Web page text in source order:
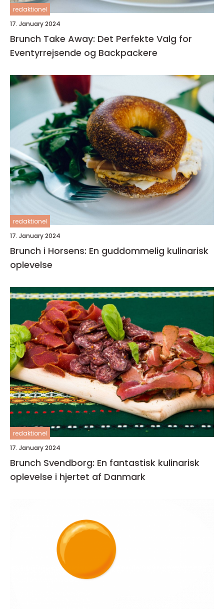
redaktionel
17. January 2024
Brunch Take Away: Det Perfekte Valg for
Eventyrrejsende og Backpackere
redaktionel
17. January 2024
Brunch i Horsens: En guddommelig kulinarisk
oplevelse
redaktionel
17. January 2024
Brunch Svendborg: En fantastisk kulinarisk
oplevelse i hjertet af Danmark